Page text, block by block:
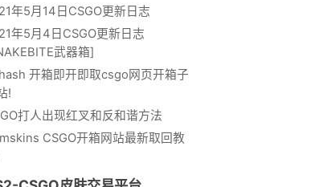
年5月14日CSGO更新日志
年5月4日CSGO更新日志
武器箱]
开箱即开即取csgo网页开箱子
!
打人出现红叉和反和谐方法
CSGO开箱网站最新取回教